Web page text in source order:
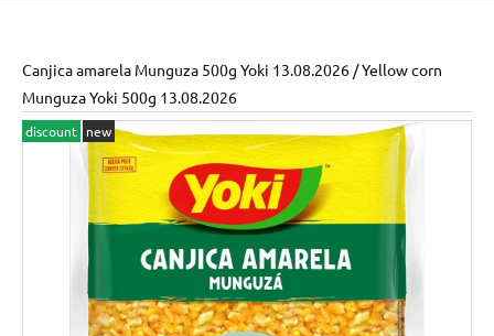
Canjica amarela Munguza 500g Yoki 13.08.2026 / Yellow corn
Munguza Yoki 500g 13.08.2026
discount new